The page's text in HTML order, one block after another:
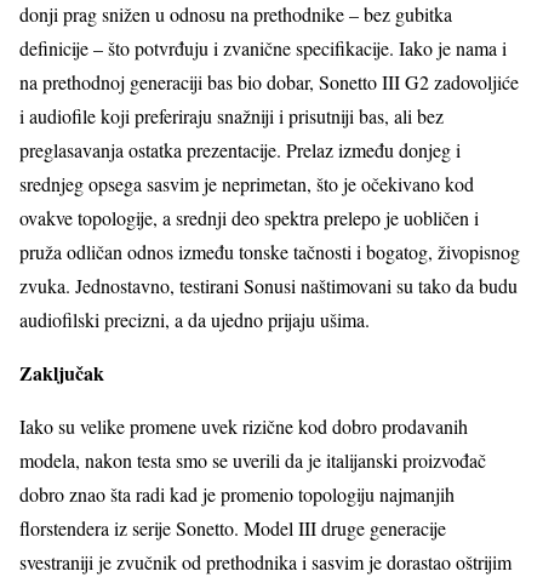
donji prag snižen u odnosu na prethodnike – bez gubitka
definicije – što potvrđuju i zvanične specifikacije. Iako je nama i
na prethodnoj generaciji bas bio dobar, Sonetto III G2 zadovoljiće
i audiofile koji preferiraju snažniji i prisutniji bas, ali bez
preglasavanja ostatka prezentacije. Prelaz između donjeg i
srednjeg opsega sasvim je neprimetan, što je očekivano kod
ovakve topologije, a srednji deo spektra prelepo je uobličen i
pruža odličan odnos između tonske tačnosti i bogatog, živopisnog
zvuka. Jednostavno, testirani Sonusi naštimovani su tako da budu
audiofilski precizni, a da ujedno prijaju ušima.
Zaključak
Iako su velike promene uvek rizične kod dobro prodavanih
modela, nakon testa smo se uverili da je italijanski proizvođač
dobro znao šta radi kad je promenio topologiju najmanjih
florstendera iz serije Sonetto. Model III druge generacije
svestraniji je zvučnik od prethodnika i sasvim je dorastao oštrijim